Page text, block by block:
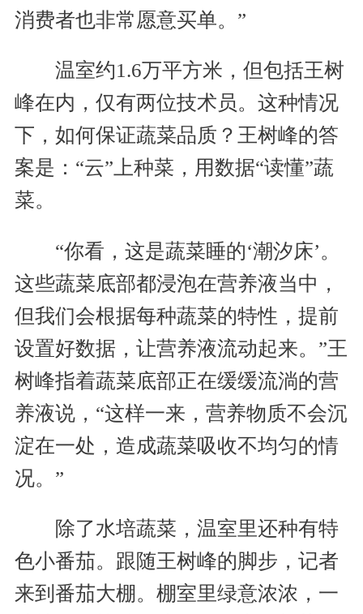
消费者也非常愿意买单。”
温室约1.6万平方米，但包括王树
峰在内，仅有两位技术员。这种情况
下，如何保证蔬菜品质？王树峰的答
案是：“云”上种菜，用数据“读懂”蔬
菜。
“你看，这是蔬菜睡的‘潮汐床’。
这些蔬菜底部都浸泡在营养液当中，
但我们会根据每种蔬菜的特性，提前
设置好数据，让营养液流动起来。”王
树峰指着蔬菜底部正在缓缓流淌的营
养液说，“这样一来，营养物质不会沉
淀在一处，造成蔬菜吸收不均匀的情
况。”
除了水培蔬菜，温室里还种有特
色小番茄。跟随王树峰的脚步，记者
来到番茄大棚。棚室里绿意浓浓，一